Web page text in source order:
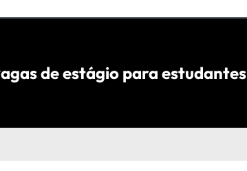
de estágio para